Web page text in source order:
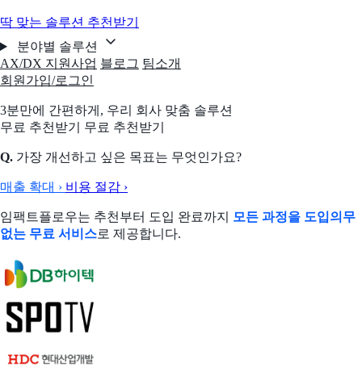
딱 맞는 솔루션 추천받기
분야별 솔루션
AX/DX 지원사업 블로그 팀소개
회원가입/로그인
3분만에 간편하게, 우리 회사 맞춤 솔루션
무료 추천받기
무료 추천받기
Q. 가장 개선하고 싶은 목표는 무엇인가요?
매출 확대 › 비용 절감 ›
임팩트플로우는 추천부터 도입 완료까지 모든 과정을 도입의무
없는 무료 서비스로 제공합니다.